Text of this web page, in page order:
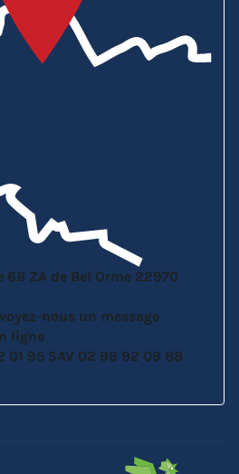
6B ZA de Bel Orme 22970
nous un message
ligne
01 95 SAV 02 96 92 09 88